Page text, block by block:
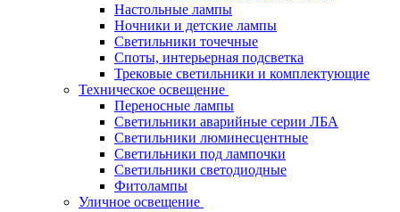
Настольные лампы
Ночники и детские лампы
Светильники точечные
Споты, интерьерная подсветка
Трековые светильники и комплектующие
Техническое освещение
Переносные лампы
Светильники аварийные серии ЛБА
Светильники люминесцентные
Светильники под лампочки
Светильники светодиодные
Фитолампы
Уличное освещение